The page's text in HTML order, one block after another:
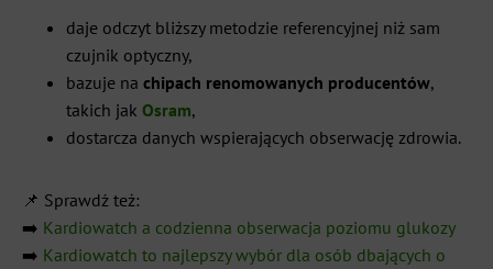
daje odczyt bliższy metodzie referencyjnej niż sam
czujnik optyczny,
bazuje na chipach renomowanych producentów,
takich jak Osram,
dostarcza danych wspierających obserwację zdrowia.
📌 Sprawdź też:
➡️ Kardiowatch a codzienna obserwacja poziomu glukozy
➡️ Kardiowatch to najlepszy wybór dla osób dbających o